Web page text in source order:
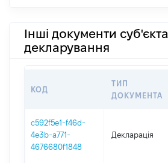
Інші документи суб'єкта
декларування
КОД
ТИП
ДОКУМЕНТА
c592f5e1-f46d-
4e3b-a771-
4676680f1848
Декларація